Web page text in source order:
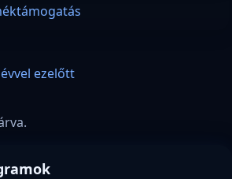
ezelőtt